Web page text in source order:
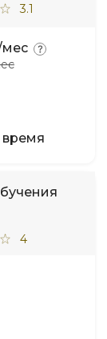
3.1
мес
4